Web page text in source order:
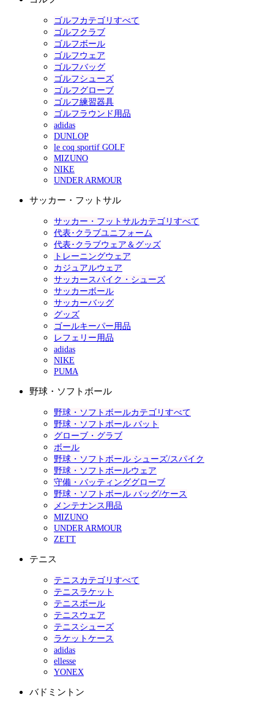
ゴルフカテゴリすべて
ゴルフクラブ
ゴルフボール
ゴルフウェア
ゴルフバッグ
ゴルフシューズ
ゴルフグローブ
ゴルフ練習器具
ゴルフラウンド用品
adidas
DUNLOP
le coq sportif GOLF
MIZUNO
NIKE
UNDER ARMOUR
サッカー・フットサル
サッカー・フットサルカテゴリすべて
代表･クラブユニフォーム
代表･クラブウェア＆グッズ
トレーニングウェア
カジュアルウェア
サッカースパイク・シューズ
サッカーボール
サッカーバッグ
グッズ
ゴールキーパー用品
レフェリー用品
adidas
NIKE
PUMA
野球・ソフトボール
野球・ソフトボールカテゴリすべて
野球・ソフトボール バット
グローブ・グラブ
ボール
野球・ソフトボール シューズ/スパイク
野球・ソフトボールウェア
守備・バッティンググローブ
野球・ソフトボール バッグ/ケース
メンテナンス用品
MIZUNO
UNDER ARMOUR
ZETT
テニス
テニスカテゴリすべて
テニスラケット
テニスボール
テニスウェア
テニスシューズ
ラケットケース
adidas
ellesse
YONEX
バドミントン